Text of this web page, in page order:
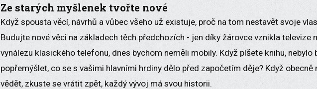
Ze starých myšlenek tvořte nové
Když spousta věcí, návrhů a vůbec všeho už existuje, proč na tom nestavět svoje
Budujte nové věci na základech těch předchozích - jen díky žárovce vznikla televize
vynálezu klasického telefonu, dnes bychom neměli mobily. Když píšete knihu, nebylo
popřemýšlet, co se s vašimi hlavními hrdiny dělo před započetím děje? Když obecně
vědět, zkuste se vrátit zpět, každý vývoj má svou historii.